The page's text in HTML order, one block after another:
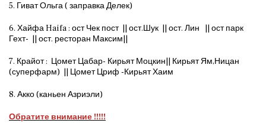
5. Гиват Ольга ( заправка Делек)
6. Хайфа Haifa : ост Чек пост || ост.Шук || ост. Лин || ост парк
Гехт- || ост. ресторан Максим||
7. Крайот : Цомет Цабар- Кирьят Моцкин|| Кирьят Ям,Ницан
(суперфарм) || Цомет Цриф -Кирьят Хаим
8. Акко (каньен Азриэли)
Обратите внимание !!!!!